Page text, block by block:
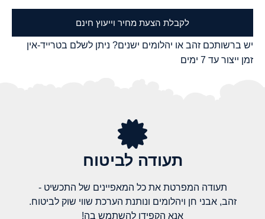
לקבלת הצעת מחיר וייעוץ חינם
יש ברשותכם זהב או יהלומים ישנים? ניתן לשלם בטרייד-אין
זמן ייצור עד 7 ימים
תעודה לביטוח
תעודה המפרטת את כל המאפיינים של התכשיט -
זהב, אבני חן ויהלומים ונותנת הערכת שווי שוק לביטוח.
אנא הקפידו להשתמש בה!